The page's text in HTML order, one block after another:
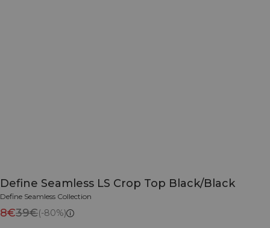
Define Seamless LS Crop Top Black/Black
Define Seamless Collection
8€39€(-80%)